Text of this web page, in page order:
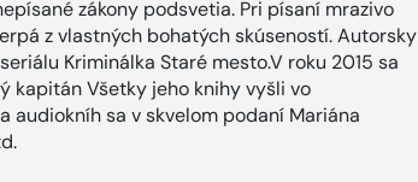
zákony podsvetia. Pri písaní mrazivo
z vlastných bohatých skúseností. Autorsky
Kriminálka Staré mesto.V roku 2015 sa
kapitán Všetky jeho knihy vyšli vo
audiokníh sa v skvelom podaní Mariána